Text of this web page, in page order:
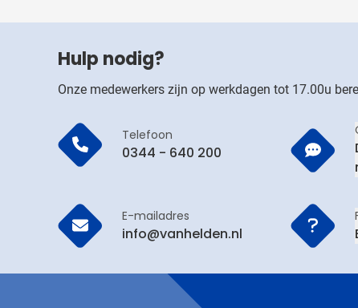
Hulp nodig?
Onze medewerkers zijn op werkdagen tot 17.00u
Telefoon
0344 - 640 200
E-mailadres
info@vanhelden.nl